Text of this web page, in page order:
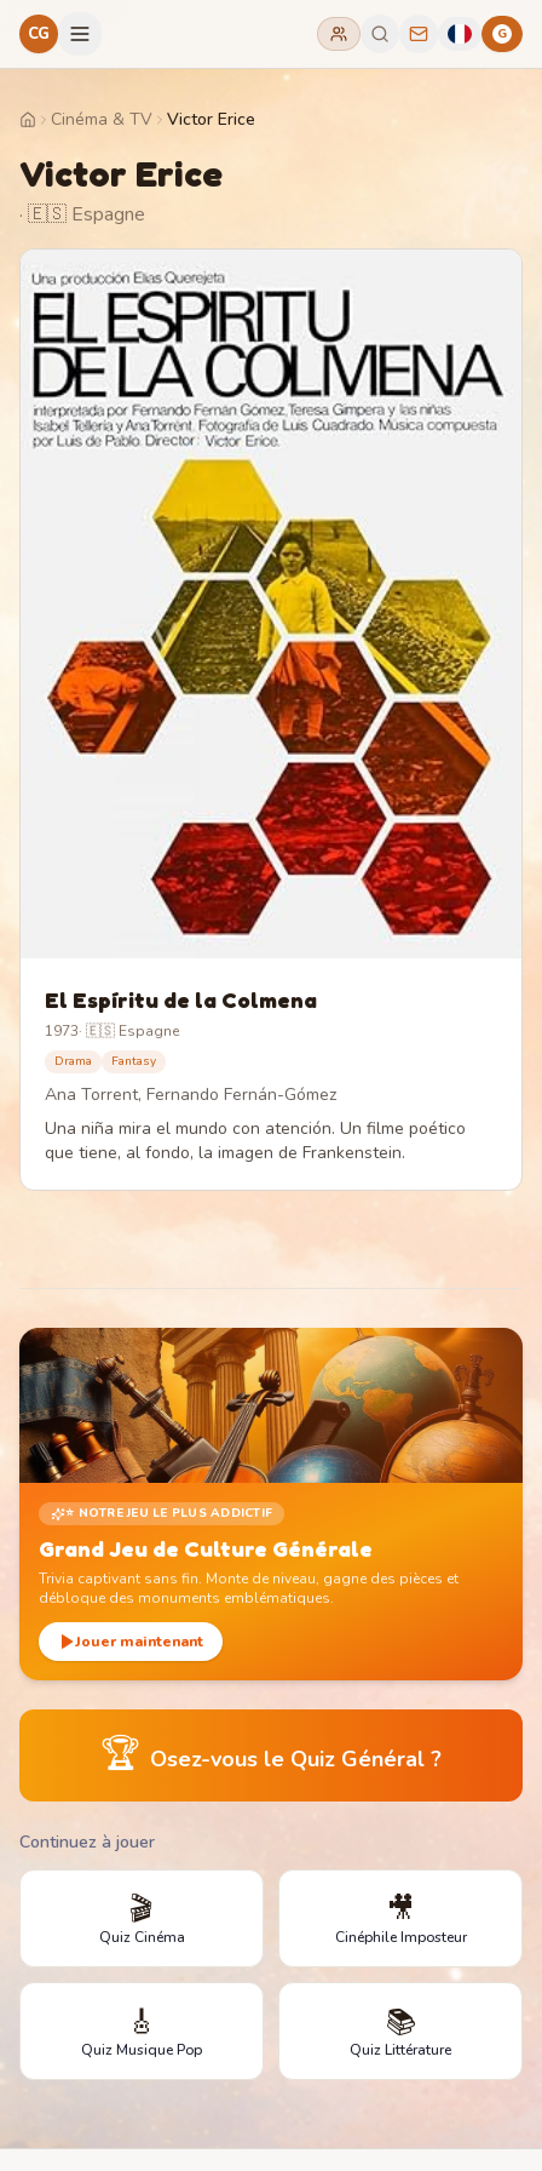
CG G
HomeCinéma & TV Victor Erice
Victor Erice
· 🇪🇸 Espagne
El Espíritu de la Colmena
1973· 🇪🇸 Espagne
Drama Fantasy
Ana Torrent, Fernando Fernán-Gómez
Una niña mira el mundo con atención. Un filme poético
que tiene, al fondo, la imagen de Frankenstein.
⭐ NOTRE JEU LE PLUS ADDICTIF
Grand Jeu de Culture Générale
Trivia captivant sans fin. Monte de niveau, gagne des pièces et
débloque des monuments emblématiques.
Jouer maintenant
🏆 Osez-vous le Quiz Général ?
Continuez à jouer
🎬
Quiz Cinéma
🎥
Cinéphile Imposteur
🎸
Quiz Musique Pop
📚
Quiz Littérature